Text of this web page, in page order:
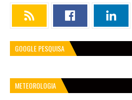
GOOGLE PESQUISA
METEOROLOGIA